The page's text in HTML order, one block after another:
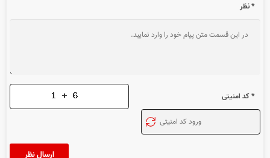
* نظر
* کد امنیتی